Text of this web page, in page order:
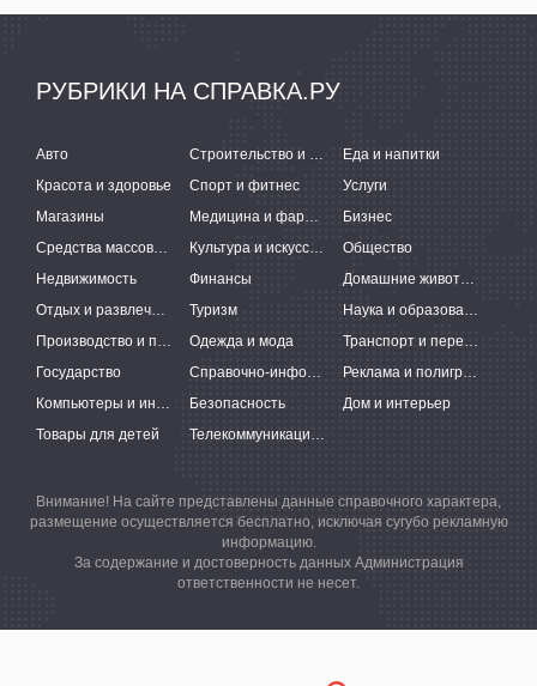
РУБРИКИ НА СПРАВКА.РУ
Авто Строительство и ремонт
Еда и напитки
Красота и здоровье
Спорт и фитнес
Услуги
Магазины
Медицина и фармацевтика
Бизнес
Средства массовой информации
Культура и искусство
Общество
Недвижимость
Финансы
Домашние животные
Отдых и развлечения
Туризм
Наука и образование
Производство и поставки
Одежда и мода
Транспорт и перевозки
Государство
Справочно-информационные системы
Реклама и полиграфия
Компьютеры и интернет
Безопасность
Дом и интерьер
Товары для детей
Телекоммуникации и связь
Внимание! На сайте представлены данные справочного характера,
размещение осуществляется бесплатно, исключая сугубо рекламную
информацию.
За содержание и достоверность данных Администрация
ответственности не несет.